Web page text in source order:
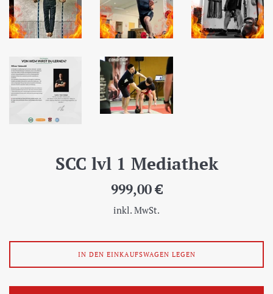
SCC lvl 1 Mediathek
Normaler
999,00 €
inkl. MwSt.
IN DEN EINKAUFSWAGEN LEGEN